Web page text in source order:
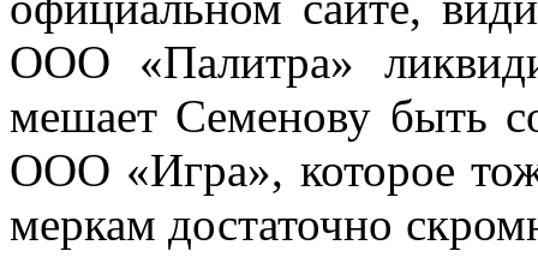
ООО «Палитра»
мешает Семенову быть
ООО «Игра», которое
меркам достаточно